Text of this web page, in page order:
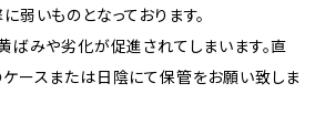
弱いものとなっております。
ばみや劣化が促進されてしまいます。直
ースまたは日陰にて保管をお願い致しま